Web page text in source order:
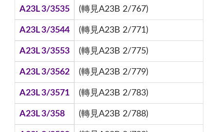
A23L 3/3535 (轉見A23B 2/767)
A23L 3/3544 (轉見A23B 2/771)
A23L 3/3553 (轉見A23B 2/775)
A23L 3/3562 (轉見A23B 2/779)
A23L 3/3571 (轉見A23B 2/783)
A23L 3/358 (轉見A23B 2/788)